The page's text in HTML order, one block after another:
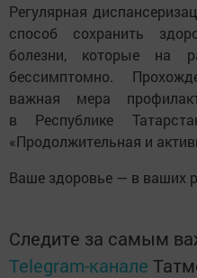
Регулярная
способ сохранить
болезни, которые на
бессимптомно.
важная мера
в Республике
«Продолжительная и
Ваше здоровье — в ваших
Следите за самым
Telegram-канале